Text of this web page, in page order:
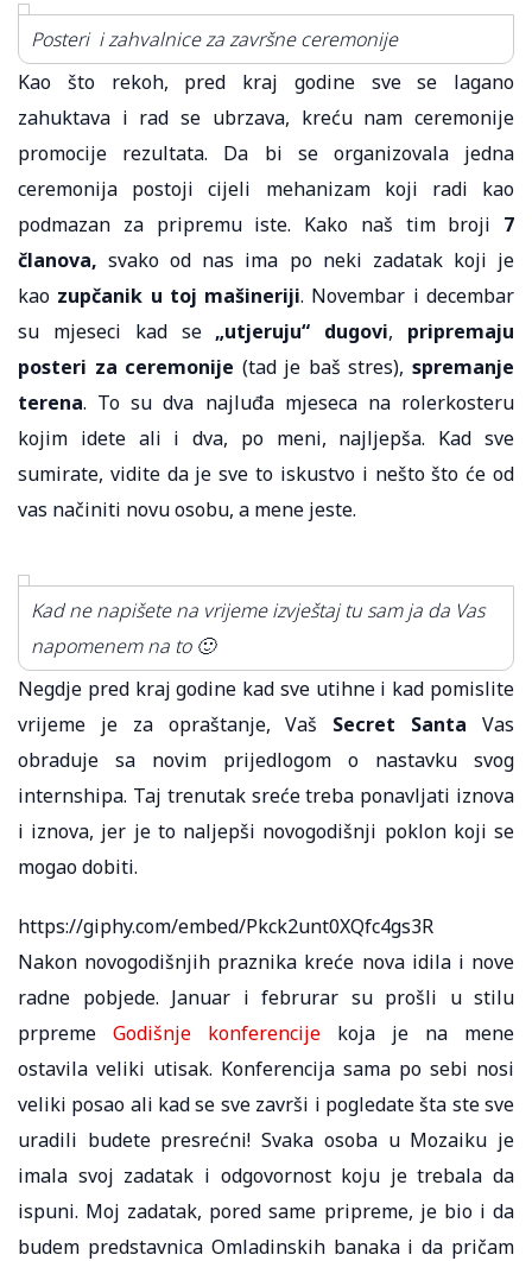
Posteri i zahvalnice za završne ceremonije
Kao što rekoh, pred kraj godine sve se lagano
zahuktava i rad se ubrzava, kreću nam ceremonije
promocije rezultata. Da bi se organizovala jedna
ceremonija postoji cijeli mehanizam koji radi kao
podmazan za pripremu iste. Kako naš tim broji 7
članova,svako od nas ima po neki zadatak koji je
kao zupčanik u toj mašineriji. Novembar i decembar
su mjeseci kad se „utjeruju“ dugovi, pripremaju
posteri za ceremonije (tad je baš stres),spremanje
terena. To su dva najluđa mjeseca na rolerkosteru
kojim idete ali i dva, po meni, najljepša. Kad sve
sumirate, vidite da je sve to iskustvo i nešto što će od
vas načiniti novu osobu, a mene jeste.
Kad ne napišete na vrijeme izvještaj tu sam ja da Vas
napomenem na to 🙂
Negdje pred kraj godine kad sve utihne i kad pomislite
vrijeme je za opraštanje, Vaš Secret Santa Vas
obraduje sa novim prijedlogom o nastavku svog
internshipa. Taj trenutak sreće treba ponavljati iznova
i iznova, jer je to naljepši novogodišnji poklon koji se
mogao dobiti.
https://giphy.com/embed/Pkck2unt0XQfc4gs3R
Nakon novogodišnjih praznika kreće nova idila i nove
radne pobjede. Januar i februrar su prošli u stilu
prpreme Godišnje konferencije koja je na mene
ostavila veliki utisak. Konferencija sama po sebi nosi
veliki posao ali kad se sve završi i pogledate šta ste sve
uradili budete presrećni! Svaka osoba u Mozaiku je
imala svoj zadatak i odgovornost koju je trebala da
ispuni. Moj zadatak, pored same pripreme, je bio i da
budem predstavnica Omladinskih banaka i da pričam